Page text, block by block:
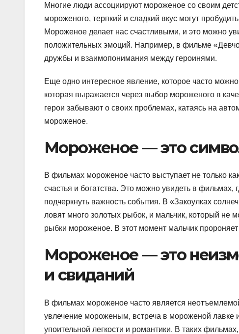
Многие люди ассоциируют мороженое со своим
мороженого, терпкий и сладкий вкус могут
Мороженое делает нас счастливыми, и это можно
положительных эмоций. Например, в фильме
дружбы и взаимопонимания между героинями.
Еще одно интересное явление, которое часто
которая выражается через выбор мороженого в
герои забывают о своих проблемах, катаясь на
мороженое.
Мороженое — это
В фильмах мороженое часто выступает не только
счастья и богатства. Это можно увидеть в фильмах,
подчеркнуть важность события. В «Закоулках
ловят много золотых рыбок, и мальчик, который не
рыбки мороженое. В этот момент мальчик
Мороженое — это
и свиданий
В фильмах мороженое часто является
увлечение мороженым, встреча в мороженой
упоительной легкости и романтики. В таких